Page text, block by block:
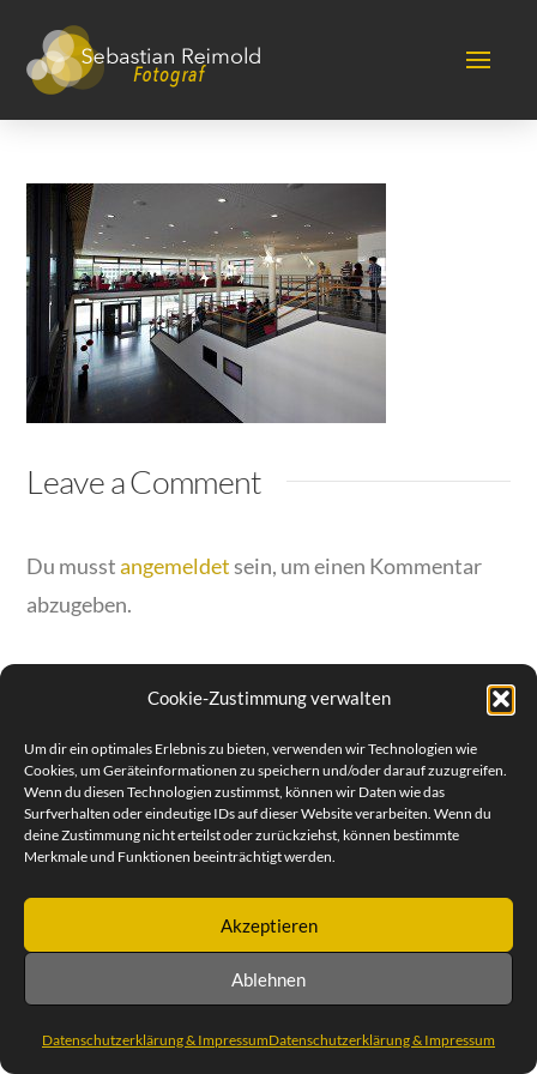
Cookie-Zustimmung verwalten
Um dir ein optimales Erlebnis zu bieten, verwenden wir Technologien wie
Cookies, um Geräteinformationen zu speichern und/oder darauf zuzugreifen.
Wenn du diesen Technologien zustimmst, können wir Daten wie das
Surfverhalten oder eindeutige IDs auf dieser Website verarbeiten. Wenn du
deine Zustimmung nicht erteilst oder zurückziehst, können bestimmte
Merkmale und Funktionen beeinträchtigt werden.
Akzeptieren
Ablehnen
Datenschutzerklärung & ImpressumDatenschutzerklärung & Impressum
Leave a Comment
Du musstangemeldetsein, um einen Kommentar
abzugeben.
© SEBASTIAN REIMOLD | STEUBENPLATZ 12 | 64293
DARMSTADT | TEL. +49 (0) 6151 30 88 932 | MOBILE 0171 47
57 258
DATENSCHUTZERKLÄRUNG & IMPRESSUM